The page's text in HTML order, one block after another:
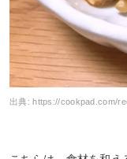
出典:https://cookpad.com/